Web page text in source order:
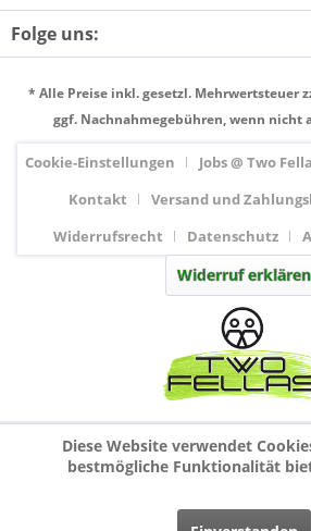
Folge uns:
* Alle Preise inkl. gesetzl. Mehrwertsteuer
ggf. Nachnahmegebühren, wenn nicht
Cookie-Einstellungen Jobs @ Two
Kontakt
Versand und
Widerrufsrecht
Datenschutz
Widerruf erklären
Diese Website verwendet
bestmögliche Funktionalität